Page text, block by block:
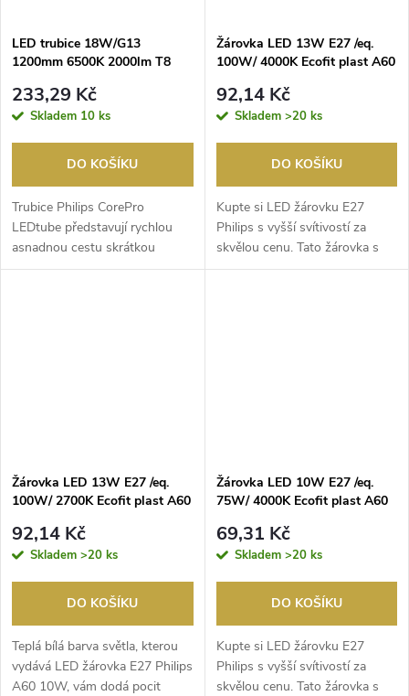
LED trubice 18W/G13
1200mm 6500K 2000lm T8
233,29 Kč
Skladem 10 ks
DO KOŠÍKU
Trubice Philips CorePro
LEDtube představují rychlou
asnadnou cestu skrátkou
dobou návratnosti, jak n...
Žárovka LED 13W E27 /eq.
100W/ 4000K Ecofit plast A60
92,14 Kč
Skladem >20 ks
DO KOŠÍKU
Kupte si LED žárovku E27
Philips s vyšší svítivostí za
skvělou cenu. Tato žárovka s
nejběžnější veli...
Žárovka LED 13W E27 /eq.
100W/ 2700K Ecofit plast A60
92,14 Kč
Skladem >20 ks
DO KOŠÍKU
Teplá bílá barva světla, kterou
vydává LED žárovka E27 Philips
A60 10W, vám dodá pocit
Žárovka LED 10W E27 /eq.
75W/ 4000K Ecofit plast A60
69,31 Kč
Skladem >20 ks
DO KOŠÍKU
Kupte si LED žárovku E27
Philips s vyšší svítivostí za
skvělou cenu. Tato žárovka s